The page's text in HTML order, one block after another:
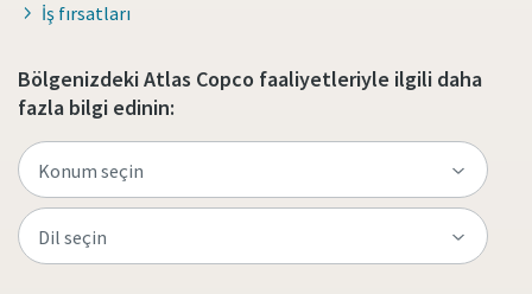
İş fırsatları
Bölgenizdeki Atlas Copco faaliyetleriyle ilgili daha
fazla bilgi edinin: